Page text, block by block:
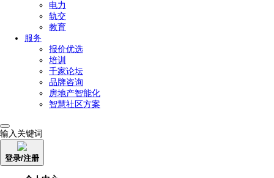
电力
轨交
教育
服务
报价优选
培训
千家论坛
品牌咨询
房地产智能化
智慧社区方案
输入关键词
登录/注册